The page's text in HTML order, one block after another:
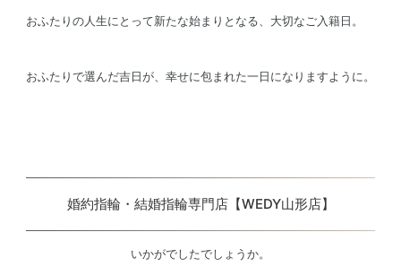
おふたりの人生にとって新たな始まりとなる、大切なご入籍日。
おふたりで選んだ吉日が、幸せに包まれた一日になりますように。
婚約指輪・結婚指輪専門店【WEDY山形店】
いかがでしたでしょうか。